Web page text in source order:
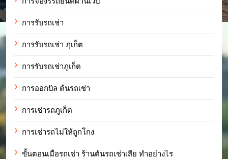
การรับรถเช่า
การรับรถเช่า ภุเก็ต
การรับรถเช่าภูเก็ต
การออกบิล ต้นรถเช่า
การเช่ารถภูเก็ต
การเช่ารถไม่ให้ถูกโกง
ขั้นตอนเมื่อรถเช่า ร้านต้นรถเช่าเสีย ทำอย่างไร